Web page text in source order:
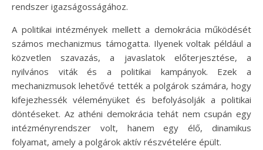
rendszer igazságosságához.
A politikai intézmények mellett a demokrácia működését
számos mechanizmus támogatta. Ilyenek voltak például a
közvetlen szavazás, a javaslatok előterjesztése, a
nyilvános viták és a politikai kampányok. Ezek a
mechanizmusok lehetővé tették a polgárok számára, hogy
kifejezhessék véleményüket és befolyásolják a politikai
döntéseket. Az athéni demokrácia tehát nem csupán egy
intézményrendszer volt, hanem egy élő, dinamikus
folyamat, amely a polgárok aktív részvételére épült.